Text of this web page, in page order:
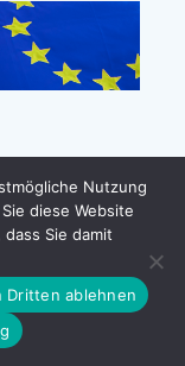
Nutzung
diese Website
Sie damit
Dritten ablehnen